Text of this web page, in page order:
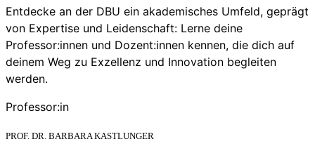
Entdecke an der DBU ein akademisches Umfeld, geprägt
von Expertise und Leidenschaft: Lerne deine
Professor:innen und Dozent:innen kennen, die dich auf
deinem Weg zu Exzellenz und Innovation begleiten
werden.
Professor:in
PROF. DR. BARBARA KASTLUNGER